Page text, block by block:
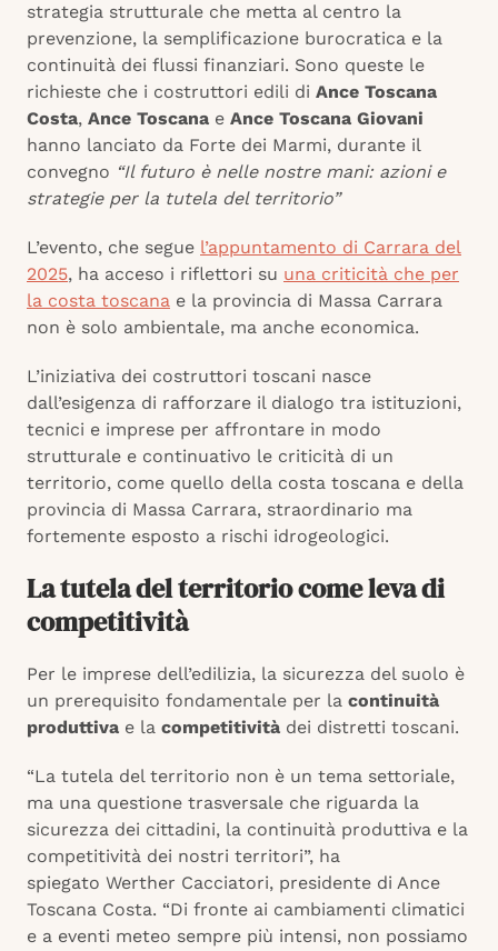
strategia strutturale che metta al centro la
prevenzione, la semplificazione burocratica e la
continuità dei flussi finanziari. Sono queste le
richieste che i costruttori edili di Ance Toscana
Costa, Ance Toscana e Ance Toscana Giovani
hanno lanciato da Forte dei Marmi, durante il
convegno “Il futuro è nelle nostre mani: azioni e
strategie per la tutela del territorio”
L’evento, che segue l’appuntamento di Carrara del
2025, ha acceso i riflettori su una criticità che per
la costa toscana e la provincia di Massa Carrara
non è solo ambientale, ma anche economica.
L’iniziativa dei costruttori toscani nasce
dall’esigenza di rafforzare il dialogo tra istituzioni,
tecnici e imprese per affrontare in modo
strutturale e continuativo le criticità di un
territorio, come quello della costa toscana e della
provincia di Massa Carrara, straordinario ma
fortemente esposto a rischi idrogeologici.
La tutela del territorio come leva di
competitività
Per le imprese dell’edilizia, la sicurezza del suolo è
un prerequisito fondamentale per la continuità
produttiva e la competitività dei distretti toscani.
“La tutela del territorio non è un tema settoriale,
ma una questione trasversale che riguarda la
sicurezza dei cittadini, la continuità produttiva e la
competitività dei nostri territori”, ha
spiegato Werther Cacciatori, presidente di Ance
Toscana Costa. “Di fronte ai cambiamenti climatici
e a eventi meteo sempre più intensi, non possiamo